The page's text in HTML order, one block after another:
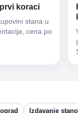
koraci
stana u
cena po
Izdavanje